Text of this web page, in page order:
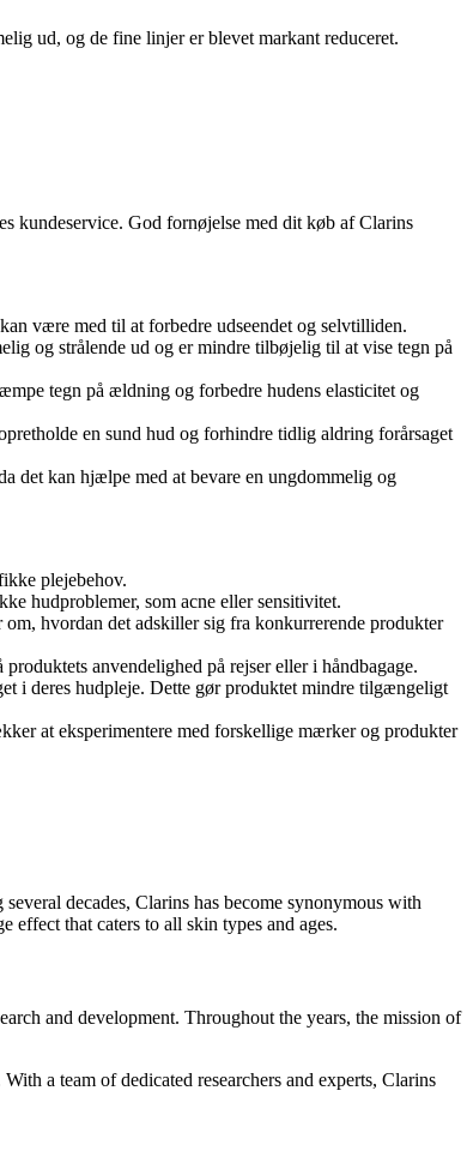
ud, og de fine linjer er blevet markant reduceret.
kundeservice. God fornøjelse med dit køb af Clarins
være med til at forbedre udseendet og selvtilliden.
og strålende ud og er mindre tilbøjelig til at vise tegn på
tegn på ældning og forbedre hudens elasticitet og
en sund hud og forhindre tidlig aldring forårsaget
det kan hjælpe med at bevare en ungdommelig og
plejebehov.
hudproblemer, som acne eller sensitivitet.
hvordan det adskiller sig fra konkurrerende produkter
anvendelighed på rejser eller i håndbagage.
i deres hudpleje. Dette gør produktet mindre tilgængeligt
at eksperimentere med forskellige mærker og produkter
decades, Clarins has become synonymous with
effect that caters to all skin types and ages.
and development. Throughout the years, the mission of
a team of dedicated researchers and experts, Clarins